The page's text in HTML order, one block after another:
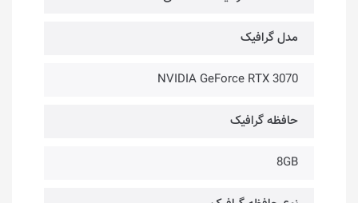
مدل گرافیک
NVIDIA GeForce RTX 3070
حافظه گرافیک
8GB